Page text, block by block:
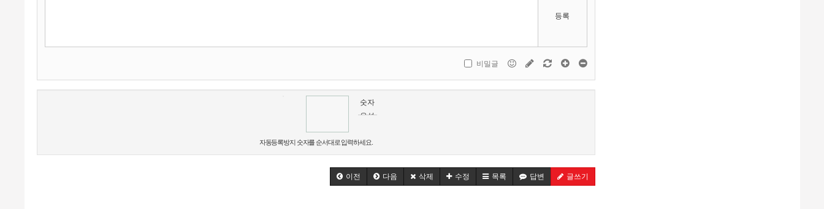
등록
비밀글
숫자
음성
자동등록방지 숫자를 순서대로 입력하세요.
이전 다음 삭제 수정 목록 답변 글쓰기